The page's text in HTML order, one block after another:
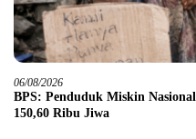
06/08/2026
BPS: Penduduk Miskin
150,60 Ribu Jiwa